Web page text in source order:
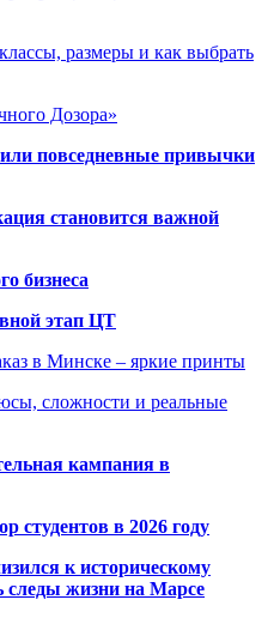
размеры и как выбрать
Дозора»
повседневные привычки
становится важной
бизнеса
этап ЦТ
в Минске – яркие принты
сложности и реальные
кампания в
студентов в 2026 году
к историческому
следы жизни на Марсе